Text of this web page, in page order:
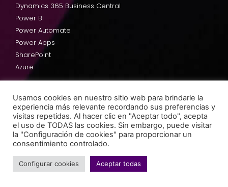
Dynamics 365 Business Central
Power BI
Power Automate
Power Apps
SharePoint
Azure
Adderit
Equipo
Cultura de la empresa
Trabaja en Adderit
Adderit AppSource
Blog
Usamos cookies en nuestro sitio web para brindarle la
experiencia más relevante recordando sus preferencias y
visitas repetidas. Al hacer clic en "Aceptar todo", acepta
el uso de TODAS las cookies. Sin embargo, puede visitar
la "Configuración de cookies" para proporcionar un
consentimiento controlado.
Configurar cookies Aceptar todas